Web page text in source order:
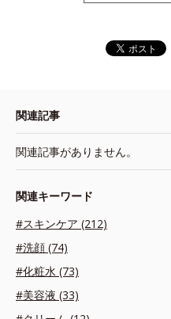
関連記事
関連記事がありません。
関連キーワード
#スキンケア (212)
#洗顔 (74)
#化粧水 (73)
#美容液 (33)